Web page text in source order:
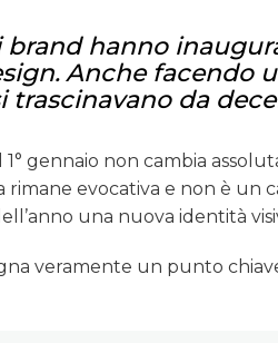
hanno
Anche facendo
trascinavano da
gennaio non cambia
rimane evocativa e non è un
una nuova identità
veramente un punto